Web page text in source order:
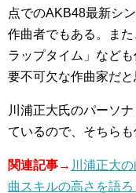
点でのAKB48最新シ
作曲者でもある。ま
ラップタイム」など
要不可欠な作曲家だと
川浦正大氏のパーソ
ているので、そちらも
関連記事→ 川浦正大
曲スキルの高さを語ろ